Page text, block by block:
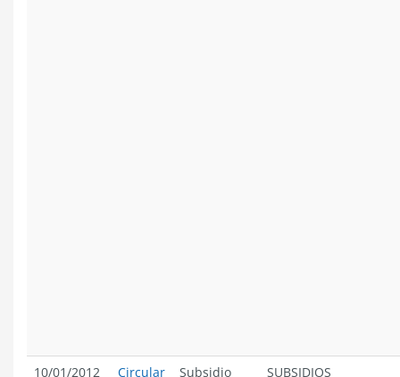
10/01/2012 Circular Subsidio SUBSIDIOS